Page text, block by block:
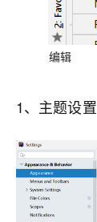
编辑
1、主题设置